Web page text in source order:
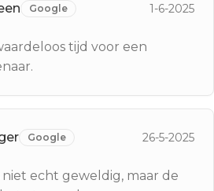
Google 1-6-2025
tijd voor een
Google 26-5-2025
niet echt geweldig, maar de